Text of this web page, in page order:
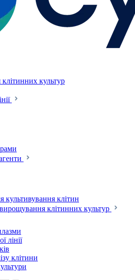
культур
клітин
клітинних культур
лінії
клітини